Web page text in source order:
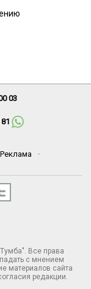
03
Реклама
·
Все права
с мнением
материалов сайта
редакции.